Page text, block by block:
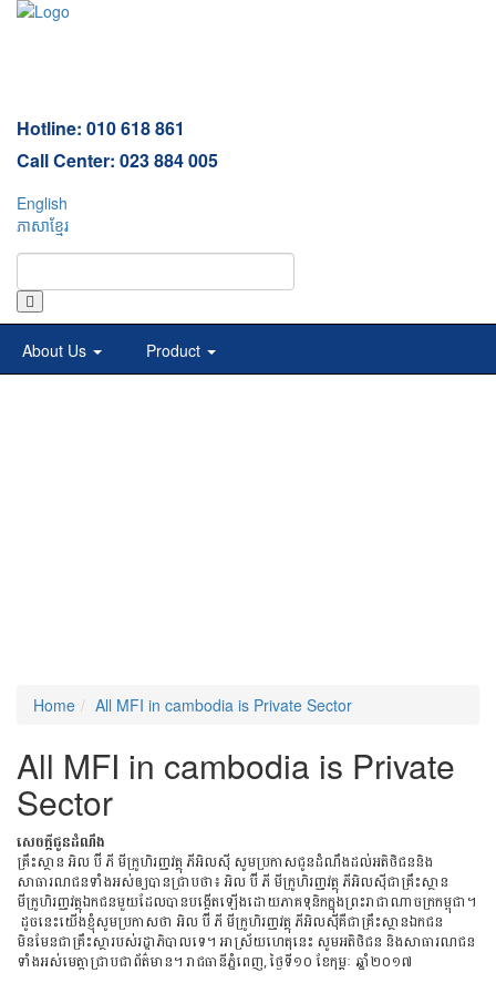
Hotline: 010 618 861
Call Center: 023 884 005
English
ភាសាខ្មែរ
About Us Product
Home All MFI in cambodia is Private Sector
All MFI in cambodia is Private
Sector
សេចក្តីជូនដំណឹង
គ្រឹះស្ថាន អិល ប៊ី ភី មីក្រូហិរញ្ញវត្ថុ ភីអិលសុី សូមប្រកាសជូនដំណឹងដល់អតិថិជននិង
សាធារណជនទាំងអស់ឲ្យបានជ្រាបថា៖ អិល ប៊ី ភី មីក្រូហិរញ្ញវត្ថុ ភីអិលសុីជាគ្រឹះស្ថាន
មីក្រូហិរញ្ញវត្ថុឯកជនមួយដែលបានបង្កើតឡើងដោយភាគទុនិកក្នុងព្រះរាជាណាចក្រកម្ពុជា។
ដូចនេះយើងខ្ញុំសូមប្រកាសថា អិល ប៊ី ភី មីក្រូហិរញ្ញវត្ថុ ភីអិលសុីគឺជាគ្រឹះស្ថានឯកជន
មិនមែនជាគ្រឹះស្ថារបស់រដ្ឋាភិបាលទេ។ អាស្រ័យហេតុនេះ សូមអតិថិជន និងសាធារណជន
ទាំងអស់មេត្តាជ្រាបជាព័ត៌មាន។ រាជធានីភ្នំពេញ,​ ថ្ងៃទី១០ ខែកុម្ភៈ ឆ្នាំ២០១៧